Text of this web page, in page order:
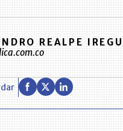
REALPE